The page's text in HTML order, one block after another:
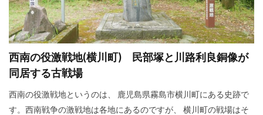
西南の役激戦地(横川町) 民部塚と川路利良銅像が
同居する古戦場
西南の役激戦地というのは、 鹿児島県霧島市横川町にある史跡で
す。西南戦争の激戦地は各地にあるのですが、 横川町の戦場はそ